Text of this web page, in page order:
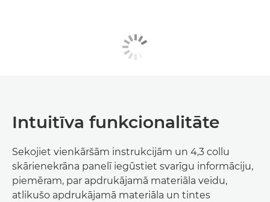
Intuitīva funkcionalitāte
Sekojiet vienkāršām instrukcijām un 4,3 collu
skārienekrāna panelī iegūstiet svarīgu informāciju,
piemēram, par apdrukājamā materiāla veidu,
atlikušo apdrukājamā materiāla un tintes